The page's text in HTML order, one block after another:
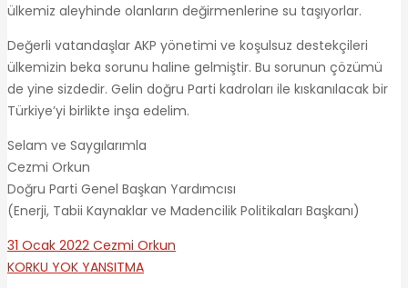
ülkemiz aleyhinde olanların değirmenlerine su taşıyorlar.
Değerli vatandaşlar AKP yönetimi ve koşulsuz destekçileri
ülkemizin beka sorunu haline gelmiştir. Bu sorunun çözümü
de yine sizdedir. Gelin doğru Parti kadroları ile kıskanılacak bir
Türkiye’yi birlikte inşa edelim.
Selam ve Saygılarımla
Cezmi Orkun
Doğru Parti Genel Başkan Yardımcısı
(Enerji, Tabii Kaynaklar ve Madencilik Politikaları Başkanı)
31 Ocak 2022 Cezmi Orkun
KORKU YOK YANSITMA